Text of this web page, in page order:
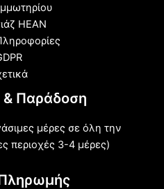
HEAN
Παράδοση
μέρες σε όλη την
περιοχές 3-4 μέρες)